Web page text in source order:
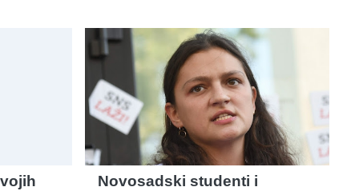
Novosadski studenti i